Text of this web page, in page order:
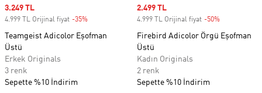
Sale price
3.249 TL
4.999 TL Orijinal fiyat -35%
Teamgeist Adicolor Eşofman
Üstü
Erkek Originals
3 renk
Sepette %10 İndirim
Sale price
2.499 TL
4.999 TL Orijinal fiyat -50%
Firebird Adicolor Örgü Eşofman
Üstü
Kadın Originals
2 renk
Sepette %10 İndirim